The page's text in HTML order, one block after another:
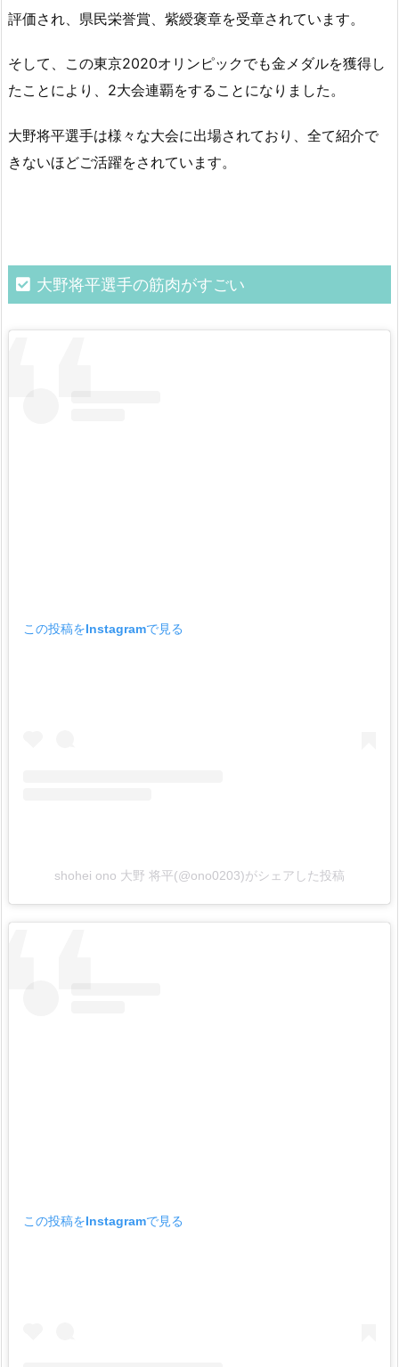
評価され、県民栄誉賞、紫綬褒章を受章されています。
そして、この東京2020オリンピックでも金メダルを獲得し
たことにより、2大会連覇をすることになりました。
大野将平選手は様々な大会に出場されており、全て紹介で
きないほどご活躍をされています。
大野将平選手の筋肉がすごい
この投稿をInstagramで見る
shohei ono 大野 将平(@ono0203)がシェアした投稿
この投稿をInstagramで見る